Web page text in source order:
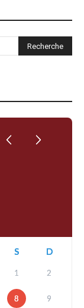
S D
1 2
8 9